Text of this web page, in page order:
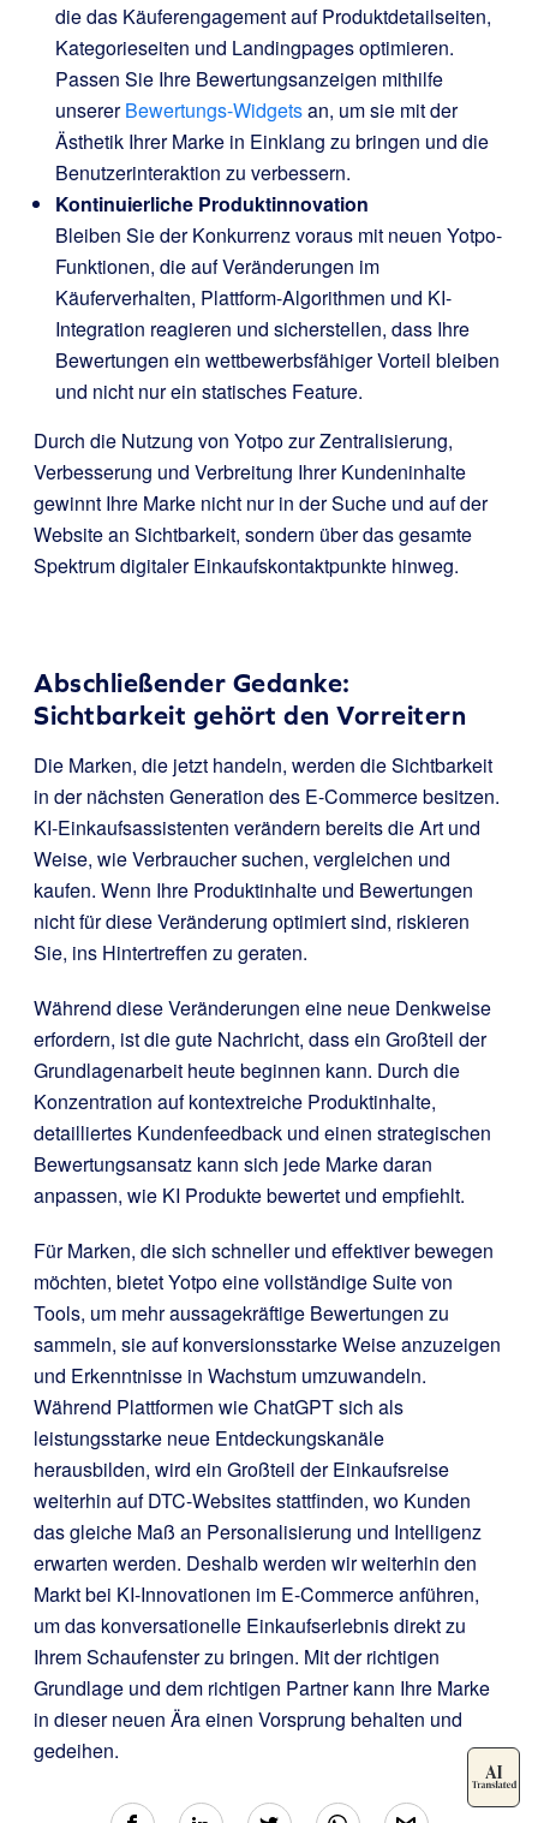
die das Käuferengagement auf Produktdetailseiten,
Kategorieseiten und Landingpages optimieren.
Passen Sie Ihre Bewertungsanzeigen mithilfe
unsererBewertungs-Widgetsan, um sie mit der
Ästhetik Ihrer Marke in Einklang zu bringen und die
Benutzerinteraktion zu verbessern.
Kontinuierliche Produktinnovation
Bleiben Sie der Konkurrenz voraus mit neuen Yotpo-
Funktionen, die auf Veränderungen im
Käuferverhalten, Plattform-Algorithmen und KI-
Integration reagieren und sicherstellen, dass Ihre
Bewertungen ein wettbewerbsfähiger Vorteil bleiben
und nicht nur ein statisches Feature.
Durch die Nutzung von Yotpo zur Zentralisierung,
Verbesserung und Verbreitung Ihrer Kundeninhalte
gewinnt Ihre Marke nicht nur in der Suche und auf der
Website an Sichtbarkeit, sondern über das gesamte
Spektrum digitaler Einkaufskontaktpunkte hinweg.
Abschließender Gedanke:
Sichtbarkeit gehört den Vorreitern
Die Marken, die jetzt handeln, werden die Sichtbarkeit
in der nächsten Generation des E-Commerce besitzen.
KI-Einkaufsassistenten verändern bereits die Art und
Weise, wie Verbraucher suchen, vergleichen und
kaufen. Wenn Ihre Produktinhalte und Bewertungen
nicht für diese Veränderung optimiert sind, riskieren
Sie, ins Hintertreffen zu geraten.
Während diese Veränderungen eine neue Denkweise
erfordern, ist die gute Nachricht, dass ein Großteil der
Grundlagenarbeit heute beginnen kann. Durch die
Konzentration auf kontextreiche Produktinhalte,
detailliertes Kundenfeedback und einen strategischen
Bewertungsansatz kann sich jede Marke daran
anpassen, wie KI Produkte bewertet und empfiehlt.
Für Marken, die sich schneller und effektiver bewegen
möchten, bietet Yotpo eine vollständige Suite von
Tools, um mehr aussagekräftige Bewertungen zu
sammeln, sie auf konversionsstarke Weise anzuzeigen
und Erkenntnisse in Wachstum umzuwandeln.
Während Plattformen wie ChatGPT sich als
leistungsstarke neue Entdeckungskanäle
herausbilden, wird ein Großteil der Einkaufsreise
weiterhin auf DTC-Websites stattfinden, wo Kunden
das gleiche Maß an Personalisierung und Intelligenz
erwarten werden. Deshalb werden wir weiterhin den
Markt bei KI-Innovationen im E-Commerce anführen,
um das konversationelle Einkaufserlebnis direkt zu
Ihrem Schaufenster zu bringen. Mit der richtigen
Grundlage und dem richtigen Partner kann Ihre Marke
in dieser neuen Ära einen Vorsprung behalten und
gedeihen.